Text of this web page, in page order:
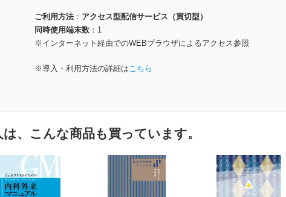
ご利用方法
アクセス型配信サービス（買切型）
同時使用端末数
1
※インターネット経由でのWEBブラウザによるアクセス参照
※導入・利用方法の詳細はこちら
、こんな商品も買っています。